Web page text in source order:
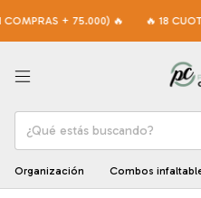
+ 75.000) 🔥 🔥 18
Organización Combos